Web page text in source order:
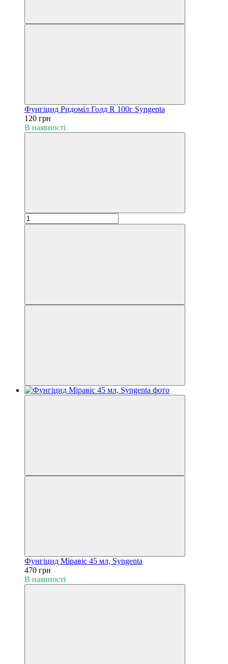
Фунгіцид Ридоміл Голд R 100г Syngenta
120 грн
В наявності
Фунгіцид Міравіс 45 мл, Syngenta
470 грн
В наявності